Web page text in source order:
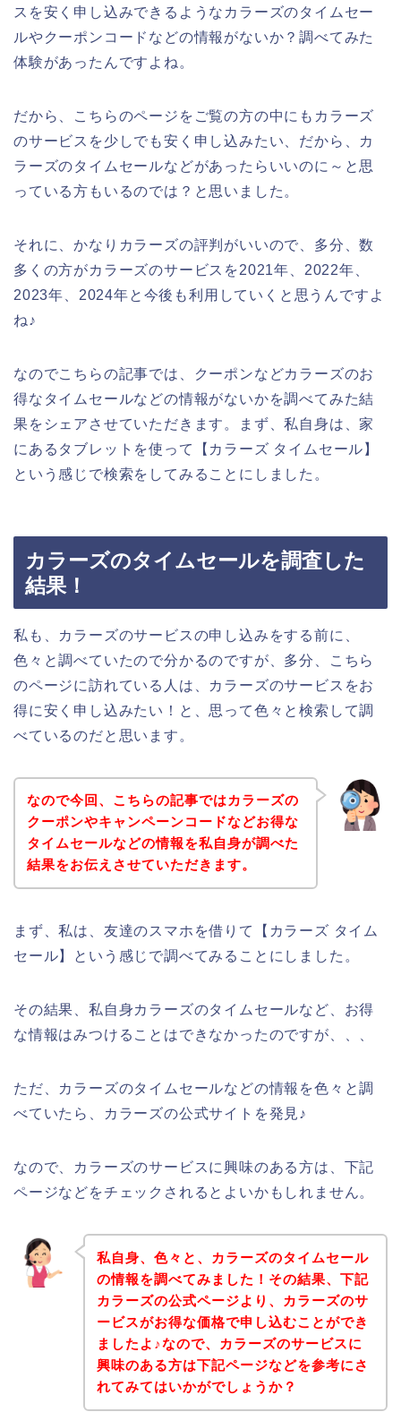
スを安く申し込みできるようなカラーズのタイムセー
ルやクーポンコードなどの情報がないか？調べてみた
体験があったんですよね。
だから、こちらのページをご覧の方の中にもカラーズ
のサービスを少しでも安く申し込みたい、だから、カ
ラーズのタイムセールなどがあったらいいのに～と思
っている方もいるのでは？と思いました。
それに、かなりカラーズの評判がいいので、多分、数
多くの方がカラーズのサービスを2021年、2022年、
2023年、2024年と今後も利用していくと思うんですよ
ね♪
なのでこちらの記事では、クーポンなどカラーズのお
得なタイムセールなどの情報がないかを調べてみた結
果をシェアさせていただきます。まず、私自身は、家
にあるタブレットを使って【カラーズ タイムセール】
という感じで検索をしてみることにしました。
カラーズのタイムセールを調査した
結果！
私も、カラーズのサービスの申し込みをする前に、
色々と調べていたので分かるのですが、多分、こちら
のページに訪れている人は、カラーズのサービスをお
得に安く申し込みたい！と、思って色々と検索して調
べているのだと思います。
なので今回、こちらの記事ではカラーズの
クーポンやキャンペーンコードなどお得な
タイムセールなどの情報を私自身が調べた
結果をお伝えさせていただきます。
まず、私は、友達のスマホを借りて【カラーズ タイム
セール】という感じで調べてみることにしました。
その結果、私自身カラーズのタイムセールなど、お得
な情報はみつけることはできなかったのですが、、、
ただ、カラーズのタイムセールなどの情報を色々と調
べていたら、カラーズの公式サイトを発見♪
なので、カラーズのサービスに興味のある方は、下記
ページなどをチェックされるとよいかもしれません。
私自身、色々と、カラーズのタイムセール
の情報を調べてみました！その結果、下記
カラーズの公式ページより、カラーズのサ
ービスがお得な価格で申し込むことができ
ましたよ♪なので、カラーズのサービスに
興味のある方は下記ページなどを参考にさ
れてみてはいかがでしょうか？